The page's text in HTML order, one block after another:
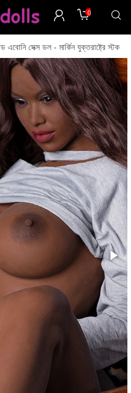
0
এবোনি সেক্স ডল - মার্কিন যুক্তরাষ্ট্রে স্টক